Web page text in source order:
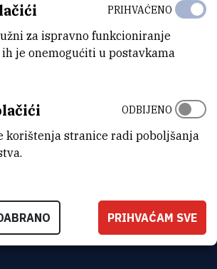
za ispravno funkcioniranje
ih je onemogućiti u postavkama
PRIHVAĆENO
korištenja stranice radi poboljšanja
ODBIJENO
PRIHVAĆAM SVE